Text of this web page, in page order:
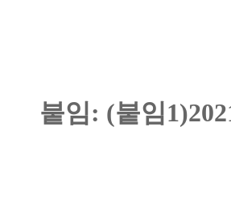
붙임: (붙임